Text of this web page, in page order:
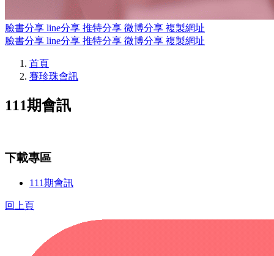
臉書分享 line分享 推特分享 微博分享 複製網址
臉書分享 line分享 推特分享 微博分享 複製網址
首頁
賽珍珠會訊
111期會訊
下載專區
111期會訊
回上頁